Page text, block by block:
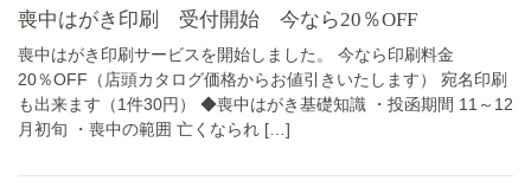
喪中はがき印刷 受付開始 今なら20％OFF
喪中はがき印刷サービスを開始しました。 今なら印刷料金
20％OFF（店頭カタログ価格からお値引きいたします） 宛名印刷
も出来ます（1件30円） ◆喪中はがき基礎知識 ・投函期間 11～12
月初旬 ・喪中の範囲 亡くなられ […]